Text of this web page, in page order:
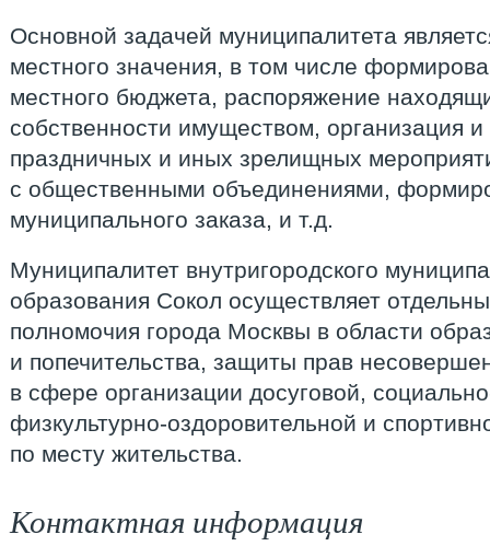
Основной задачей муниципалитета
местного значения, в том числе
местного бюджета, распоряжение
собственности имуществом, организация
праздничных и иных зрелищных
с общественными объединениями,
муниципального заказа, и т.д.
Муниципалитет внутригородского
образования Сокол осуществляет
полномочия города Москвы в области
и попечительства, защиты прав
в сфере организации досуговой,
физкультурно-оздоровительной и
по месту жительства.
Контактная информация